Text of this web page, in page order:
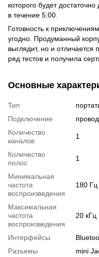
которого будет
в течение 5:00.
Готовность к
угодно. Продуманный
выглядит, но и
ряд тестов и получила
Основные
Тип
Подключение
Количество
каналов
1
Количество
полос
1
Минимальная
частота
воспроизведения
180 Гц
Максимальная
частота
воспроизведения
20 кГц
Интерфейсы
Разъемы
mini